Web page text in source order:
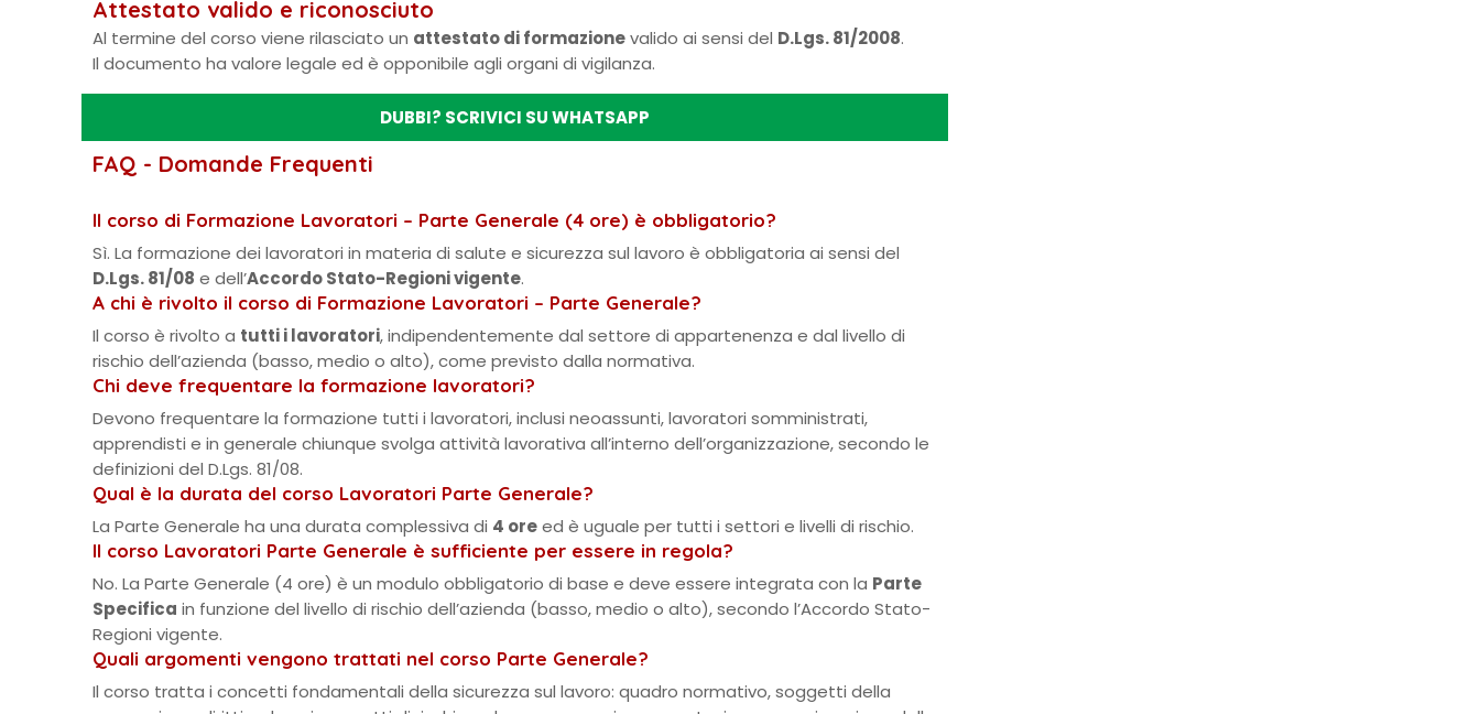
Attestato valido e riconosciuto
Al termine del corso viene rilasciato un attestato di formazionevalido ai sensi del D.Lgs. 81/2008.
Il documento ha valore legale ed è opponibile agli organi di vigilanza.
DUBBI? SCRIVICI SU WHATSAPP
FAQ - Domande Frequenti
Il corso di Formazione Lavoratori – Parte Generale (4 ore) è obbligatorio?
Sì. La formazione dei lavoratori in materia di salute e sicurezza sul lavoro è obbligatoria ai sensi del
D.Lgs. 81/08 e dell’Accordo Stato-Regioni vigente.
A chi è rivolto il corso di Formazione Lavoratori – Parte Generale?
Il corso è rivolto a tutti i lavoratori, indipendentemente dal settore di appartenenza e dal livello di
rischio dell’azienda (basso, medio o alto), come previsto dalla normativa.
Chi deve frequentare la formazione lavoratori?
Devono frequentare la formazione tutti i lavoratori, inclusi neoassunti, lavoratori somministrati,
apprendisti e in generale chiunque svolga attività lavorativa all’interno dell’organizzazione, secondo le
definizioni del D.Lgs. 81/08.
Qual è la durata del corso Lavoratori Parte Generale?
La Parte Generale ha una durata complessiva di 4 oreed è uguale per tutti i settori e livelli di rischio.
Il corso Lavoratori Parte Generale è sufficiente per essere in regola?
No. La Parte Generale (4 ore) è un modulo obbligatorio di base e deve essere integrata con la Parte
Specifica in funzione del livello di rischio dell’azienda (basso, medio o alto), secondo l’Accordo Stato-
Regioni vigente.
Quali argomenti vengono trattati nel corso Parte Generale?
Il corso tratta i concetti fondamentali della sicurezza sul lavoro: quadro normativo, soggetti della